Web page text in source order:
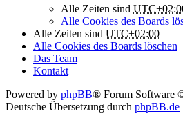
Alle Zeiten sind
Alle Cookies des Boards
Alle Zeiten sind UTC+02:00
Alle Cookies des Boards löschen
Das Team
Kontakt
Powered by phpBB® Forum Software
Deutsche Übersetzung durch phpBB.de